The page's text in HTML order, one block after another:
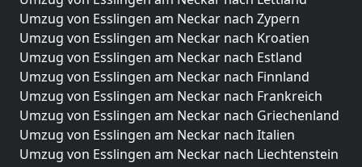
Umzug von Esslingen am Neckar nach Zypern
Umzug von Esslingen am Neckar nach Kroatien
Umzug von Esslingen am Neckar nach Estland
Umzug von Esslingen am Neckar nach Finnland
Umzug von Esslingen am Neckar nach Frankreich
Umzug von Esslingen am Neckar nach Griechenland
Umzug von Esslingen am Neckar nach Italien
Umzug von Esslingen am Neckar nach Liechtenstein